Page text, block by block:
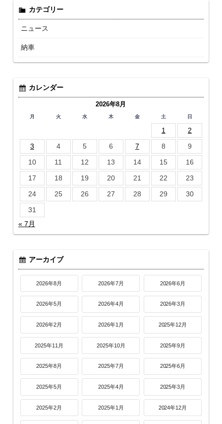
カテゴリー
ニュース
納車
カレンダー
2026年8月
月 火 水 木 金 土 日
1
2
3
4 5 6 7 8
9
10
11 12 13 14 15
16
17
18 19 20 21 22
23
24
25 26 27 28 29
30
31
« 7月
アーカイブ
2026年8月 2026年7月 2026年6月
2026年5月 2026年4月 2026年3月
2026年2月 2026年1月 2025年12月
2025年11月 2025年10月 2025年9月
2025年8月 2025年7月 2025年6月
2025年5月 2025年4月 2025年3月
2025年2月 2025年1月 2024年12月